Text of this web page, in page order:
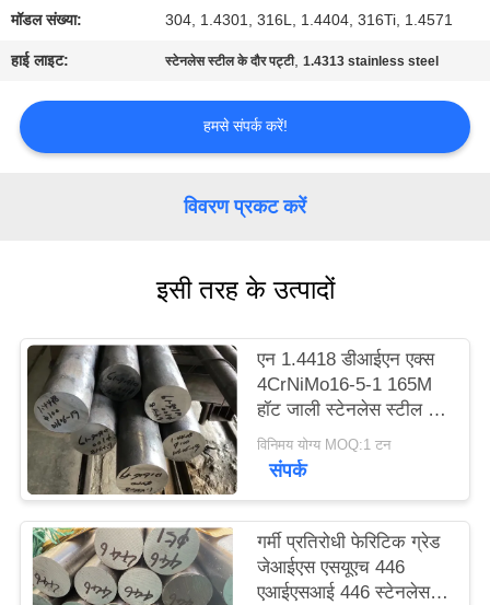
संपर्क
एक
साइटमैप
PRIVACY
POLICY
मॉडल संख्या: 304, 1.4301, 316L, 1.4404, 316Ti, 1.4571
हाई लाइट: स्टेनलेस स्टील के दौर पट्टी,1.4313 stainless steel
हमसे संपर्क करें!
विवरण प्रकट करें
इसी तरह के उत्पादों
एन 1.4418 डीआईएन एक्स
4CrNiMo16-5-1 165M
हॉट जाली स्टेनलेस स्टील दौर
बार
विनिमय योग्य MOQ:1 टन
संपर्क
गर्मी प्रतिरोधी फेरिटिक ग्रेड
जेआईएस एसयूएच 446
एआईएसआई 446 स्टेनलेस